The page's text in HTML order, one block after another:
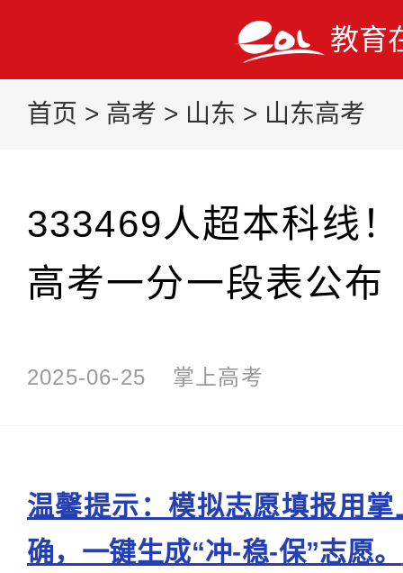
教育
首页 > 高考 > 山东 > 山东高考
333469人超本科线
高考一分一段表公布
2025-06-25 掌上高考
温馨提示：模拟志愿填报用
确，一键生成“冲-稳-保”志愿。